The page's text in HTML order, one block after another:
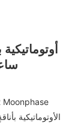
الأوتوماتيكية